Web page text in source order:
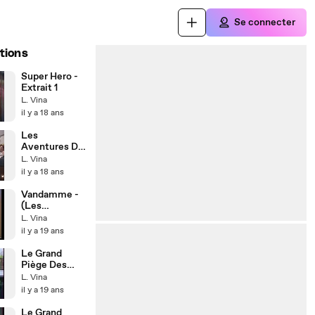
Se connecter
Super Hero -
Extrait 1
L. Vina
il y a 18 ans
Les
Aventures De
Superman ^^
L. Vina
il y a 18 ans
Vandamme -
(Les
Animaux)
L. Vina
il y a 19 ans
Le Grand
Piège Des
Stars -
Magloire 2/2
L. Vina
il y a 19 ans